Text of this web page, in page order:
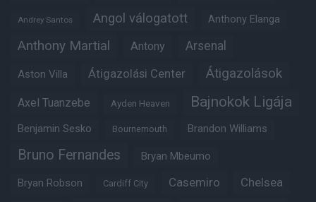
Andrey Santos Angol válogatott Anthony Elanga
Anthony Martial Antony Arsenal
Aston Villa Átigazolási Center Átigazolások
Axel Tuanzebe Ayden Heaven Bajnokok Ligája
Benjamin Sesko Bournemouth Brandon Williams
Bruno Fernandes Bryan Mbeumo
Bryan Robson Cardiff City Casemiro
Chelsea